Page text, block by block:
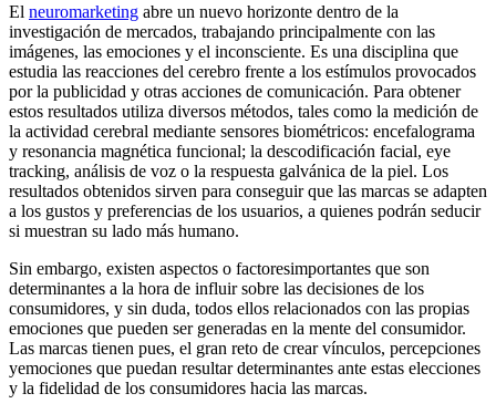
El neuromarketing abre un nuevo horizonte dentro de la
investigación de mercados, trabajando principalmente con las
imágenes, las emociones y el inconsciente. Es una disciplina que
estudia las reacciones del cerebro frente a los estímulos provocados
por la publicidad y otras acciones de comunicación. Para obtener
estos resultados utiliza diversos métodos, tales como la medición de
la actividad cerebral mediante sensores biométricos: encefalograma
y resonancia magnética funcional; la descodificación facial, eye
tracking, análisis de voz o la respuesta galvánica de la piel. Los
resultados obtenidos sirven para conseguir que las marcas se adapten
a los gustos y preferencias de los usuarios, a quienes podrán seducir
si muestran su lado más humano.
Sin embargo, existen aspectos o factoresimportantes que son
determinantes a la hora de influir sobre las decisiones de los
consumidores, y sin duda, todos ellos relacionados con las propias
emociones que pueden ser generadas en la mente del consumidor.
Las marcas tienen pues, el gran reto de crear vínculos, percepciones
yemociones que puedan resultar determinantes ante estas elecciones
y la fidelidad de los consumidores hacia las marcas.